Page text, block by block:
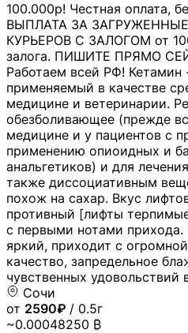
100.000р! Честная оплата,
ВЫПЛАТА ЗА
КУРЬЕРОВ С ЗАЛОГОМ от
залога. ПИШИТЕ ПРЯМО
Работаем всей РФ! Кетамин
применяемый в качестве
медицине и ветеринарии.
обезболивающее (прежде
медицине и у пациентов с
применению опиоидных и
анальгетиков) и для
также диссоциативным
похож на сахар. Вкус
противный [лифты
с первыми нотами прихода.
яркий, приходит с
качество, запредельное
чувственных удовольствий
Сочи
от 2590₽ / 0.5г
~0.00048250 ₿